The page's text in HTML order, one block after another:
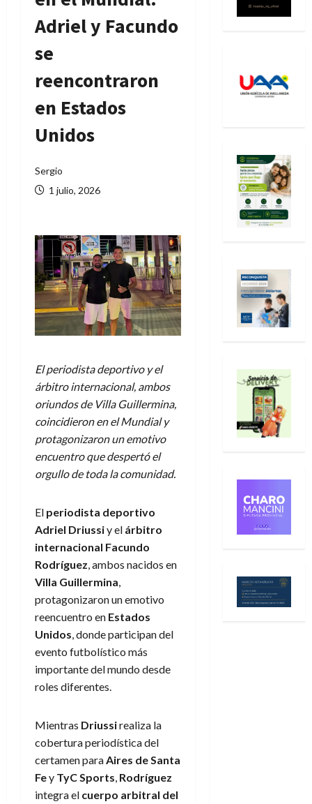
Adriel y Facundo
se
reencontraron
en Estados
Unidos
Sergio
1 julio, 2026
El periodista deportivo y el
árbitro internacional, ambos
oriundos de Villa Guillermina,
coincidieron en el Mundial y
protagonizaron un emotivo
encuentro que despertó el
orgullo de toda la comunidad.
El periodista deportivo
Adriel Driussiy el árbitro
internacional Facundo
Rodríguez , ambos nacidos en
Villa Guillermina
protagonizaron un emotivo
reencuentro en Estados
Unidos , donde participan del
evento futbolístico más
importante del mundo desde
roles diferentes.
Mientras Driussirealiza la
cobertura periodística del
certamen para Aires de Santa
Fey TyC Sports Rodríguez
integra el cuerpo arbitral del